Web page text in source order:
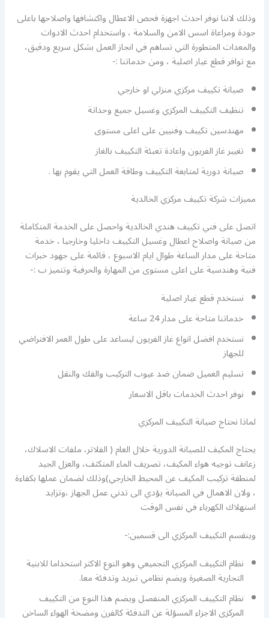
وذلك لاننا نوفر احدث اجهزة فحص الاعطال واكتشافها واصلاحها باعلى
جودة ومراعاة اسس الامن والسلامة ، واستخدام احدث الادوات
والمعدات المتطورة التي تساهم في انجاز العمل بشكل سريع ودقيق،
مع توافر قطع غيار اصلية ، ومن خدماتنا :-
صيانة تكييف مركزي منزلي او خارجي
تنظيف التكييف المركزي وغسيل جميع وحداتة
مهندسين تكييف وفنيين على اعلى مستوى
تغيير غاز الفريون واعادة تعبئة التكييف بالغاز
صيانة دورية لمتابعة التكييف وطاقة العمل التي يقوم بها .
مميزات شركة تكييف مركزي الخالدية
اتصل على فني تكييف هندي الخالدية واحصل على الخدمة المتكاملة
من صيانة واصلاح اعطال وغسيل التكييف داخليا وخارجيا ، خدمة
متاحة على مدار الساعة طوال ايام الاسبوع ، قائمة على جهود خبرات
فنية وهندسية على اعلى مستوى من المهارة والحرفية وتتميز ب :-
نستخدم قطع غيار اصلية
خدماتنا متاحة على مدار 24 ساعة
نستخدم افضل انواع غاز الفريون ليساعد على طول العمر الافتراضي
للجهاز
تسليم العميل ضمان ضد عيوب التركيب والفك والنقل
نوفر احدث الخدمات باقل الاسعار
لماذا نحتاج صيانة التكييف المركزي
يحتاج المكيف للصيانة الدورية خلال العام ( الفلاتر، ملفات الاسلاك،
زعانف توجيه هواء المكيف، تصريف الماء المتكثف، والعزل الجيد
لمنطقة تركيب المكيف عن المحيط الخارجي)وذلك لضمان عملها بكفاءة
، ولان الاهمال في الصيانة يؤدي الى تدني عمل الجهاز ،وتزايد
استهلاك الكهرباء في نفس الوقت
وينقسم التكييف المركزي الى قسمين:-
نظام التكييف المركزي التجميعي وهو النوع الاكثر استخداما للابنية
التجارية الصغيرة ويضم نظامي تبريد وتدفئة معا.
نظام التكييف المركزي المنفصل ويضم هذا النوع من التكييف
المركزي الاجزاء المسؤلة عن التدفئة كالفرن ومضخة الهواء الساخن